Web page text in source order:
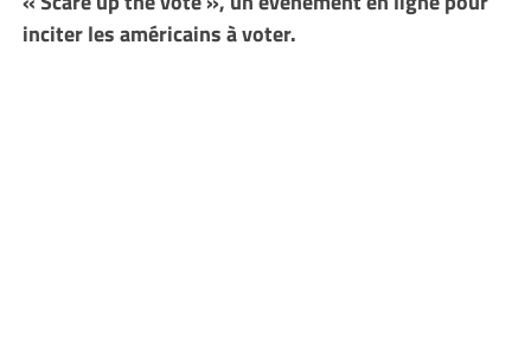
inciter les américains à voter.